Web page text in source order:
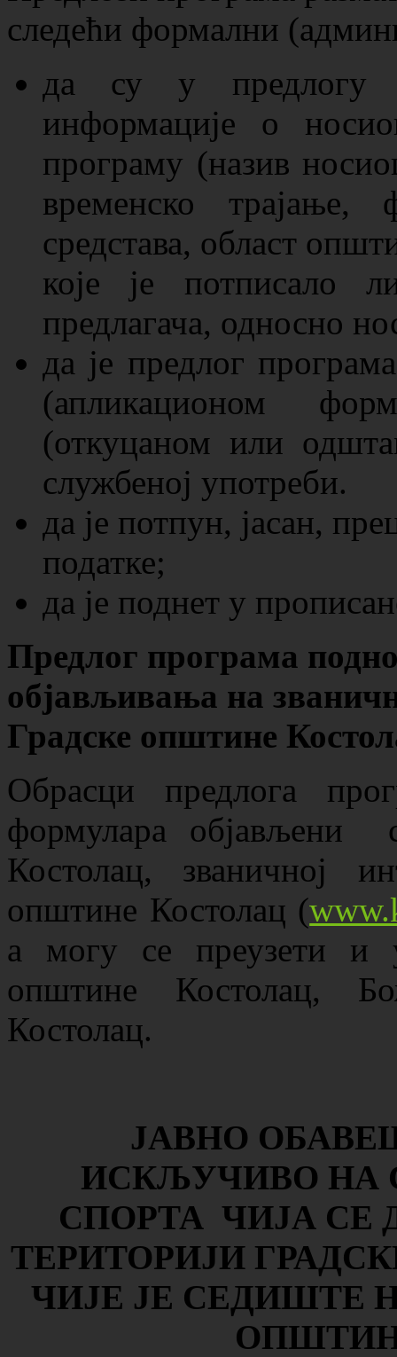
следећи формални
да су у предлогу
информације о
програму (назив
временско трајање,
средстава, област
које је потписало
предлагача, односно
да је предлог
(апликационом
(откуцаном или
службеној употреби.
да је потпун, јасан,
податке;
да је поднет у
Предлог програма
објављивања на
Градске општине
Обрасци предлога
формулара објављени
Костолац, званичној
општине Костолац (
а могу се преузети и
општине Костолац,
Костолац.
ЈАВНО
ИСКЉУЧИВО НА
СПОРТА ЧИЈА СЕ
ТЕРИТОРИЈИ
ЧИЈЕ ЈЕ СЕДИШТЕ